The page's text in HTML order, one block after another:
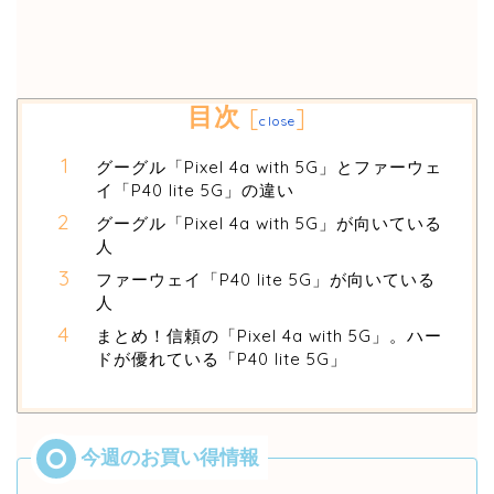
目次 [close]
グーグル「Pixel 4a with 5G」とファーウェ
イ「P40 lite 5G」の違い
グーグル「Pixel 4a with 5G」が向いている
人
ファーウェイ「P40 lite 5G」が向いている
人
まとめ！信頼の「Pixel 4a with 5G」。ハー
ドが優れている「P40 lite 5G」